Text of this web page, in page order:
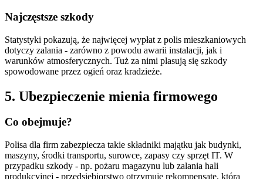
Najczęstsze szkody
Statystyki pokazują, że najwięcej wypłat z polis mieszkaniowych
dotyczy zalania - zarówno z powodu awarii instalacji, jak i
warunków atmosferycznych. Tuż za nimi plasują się szkody
spowodowane przez ogień oraz kradzieże.
5. Ubezpieczenie mienia firmowego
Co obejmuje?
Polisa dla firm zabezpiecza takie składniki majątku jak budynki,
maszyny, środki transportu, surowce, zapasy czy sprzęt IT. W
przypadku szkody - np. pożaru magazynu lub zalania hali
produkcyjnej - przedsiębiorstwo otrzymuje rekompensatę, która